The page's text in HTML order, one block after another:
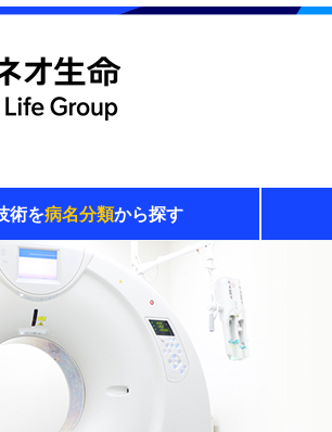
術を病名分類から探す